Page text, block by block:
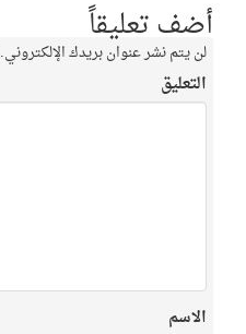
أضف تعليقاً
لن يتم نشر عنوان بريدك الإلكتروني.
التعليق
الاسم